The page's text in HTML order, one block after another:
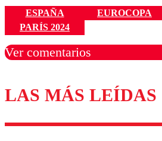
ESPAÑA EUROCOPA
PARÍS 2024
Ver comentarios
Los comentarios son moderados
diálogo
Nombre
LAS MÁS LEÍDAS